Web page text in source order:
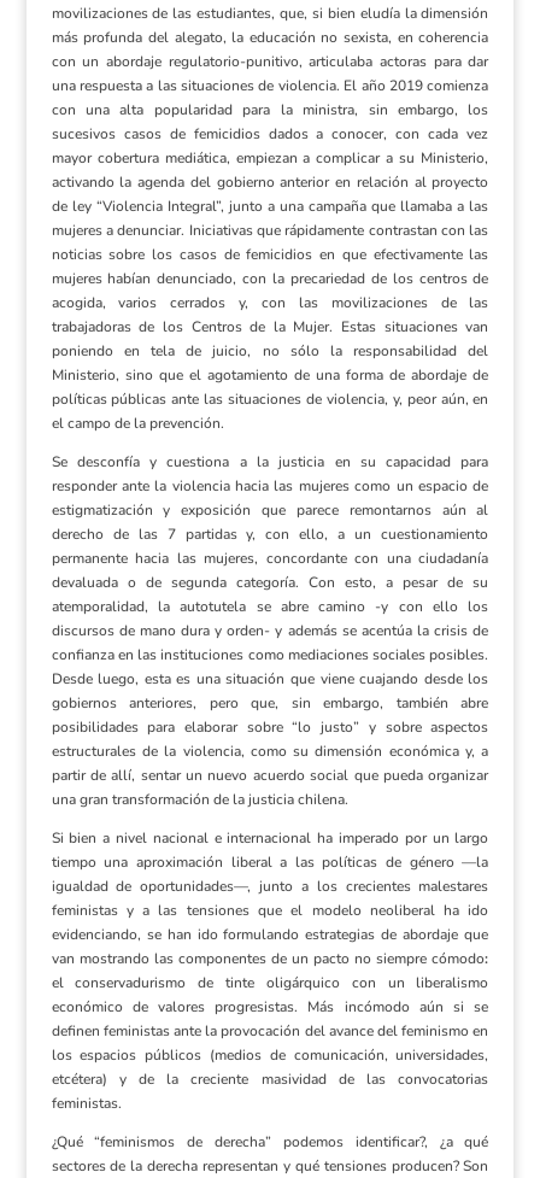
movilizaciones de las estudiantes, que, si bien eludía la dimensión
más profunda del alegato, la educación no sexista, en coherencia
con un abordaje regulatorio-punitivo, articulaba actoras para dar
una respuesta a las situaciones de violencia. El año 2019 comienza
con una alta popularidad para la ministra, sin embargo, los
sucesivos casos de femicidios dados a conocer, con cada vez
mayor cobertura mediática, empiezan a complicar a su Ministerio,
activando la agenda del gobierno anterior en relación al proyecto
de ley “Violencia Integral”, junto a una campaña que llamaba a las
mujeres a denunciar. Iniciativas que rápidamente contrastan con las
noticias sobre los casos de femicidios en que efectivamente las
mujeres habían denunciado, con la precariedad de los centros de
acogida, varios cerrados y, con las movilizaciones de las
trabajadoras de los Centros de la Mujer. Estas situaciones van
poniendo en tela de juicio, no sólo la responsabilidad del
Ministerio, sino que el agotamiento de una forma de abordaje de
políticas públicas ante las situaciones de violencia, y, peor aún, en
el campo de la prevención.
Se desconfía y cuestiona a la justicia en su capacidad para
responder ante la violencia hacia las mujeres como un espacio de
estigmatización y exposición que parece remontarnos aún al
derecho de las 7 partidas y, con ello, a un cuestionamiento
permanente hacia las mujeres, concordante con una ciudadanía
devaluada o de segunda categoría. Con esto, a pesar de su
atemporalidad, la autotutela se abre camino -y con ello los
discursos de mano dura y orden- y además se acentúa la crisis de
confianza en las instituciones como mediaciones sociales posibles.
Desde luego, esta es una situación que viene cuajando desde los
gobiernos anteriores, pero que, sin embargo, también abre
posibilidades para elaborar sobre “lo justo” y sobre aspectos
estructurales de la violencia, como su dimensión económica y, a
partir de allí, sentar un nuevo acuerdo social que pueda organizar
una gran transformación de la justicia chilena.
Si bien a nivel nacional e internacional ha imperado por un largo
tiempo una aproximación liberal a las políticas de género —la
igualdad de oportunidades—, junto a los crecientes malestares
feministas y a las tensiones que el modelo neoliberal ha ido
evidenciando, se han ido formulando estrategias de abordaje que
van mostrando las componentes de un pacto no siempre cómodo:
el conservadurismo de tinte oligárquico con un liberalismo
económico de valores progresistas. Más incómodo aún si se
definen feministas ante la provocación del avance del feminismo en
los espacios públicos (medios de comunicación, universidades,
etcétera) y de la creciente masividad de las convocatorias
feministas.
¿Qué “feminismos de derecha” podemos identificar?, ¿a qué
sectores de la derecha representan y qué tensiones producen? Son